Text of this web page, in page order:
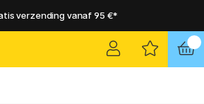
verzending vanaf 95 €*
verzending vanaf 95 €*